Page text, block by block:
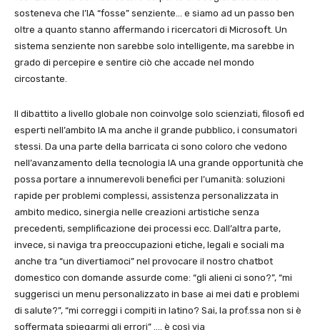
sosteneva che l’IA “fosse” senziente… e siamo ad un passo ben
oltre a quanto stanno affermando i ricercatori di Microsoft. Un
sistema senziente non sarebbe solo intelligente, ma sarebbe in
grado di percepire e sentire ciò che accade nel mondo
circostante.
Il dibattito a livello globale non coinvolge solo scienziati, filosofi ed
esperti nell’ambito IA ma anche il grande pubblico, i consumatori
stessi. Da una parte della barricata ci sono coloro che vedono
nell’avanzamento della tecnologia IA una grande opportunità che
possa portare a innumerevoli benefici per l’umanità: soluzioni
rapide per problemi complessi, assistenza personalizzata in
ambito medico, sinergia nelle creazioni artistiche senza
precedenti, semplificazione dei processi ecc. Dall’altra parte,
invece, si naviga tra preoccupazioni etiche, legali e sociali ma
anche tra “un divertiamoci” nel provocare il nostro chatbot
domestico con domande assurde come: “gli alieni ci sono?”, “mi
suggerisci un menu personalizzato in base ai mei dati e problemi
di salute?”, “mi correggi i compiti in latino? Sai, la prof.ssa non si è
soffermata spiegarmi gli errori” …. è così via